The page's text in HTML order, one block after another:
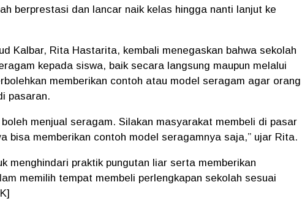
berprestasi dan lancar naik kelas hingga nanti lanjut ke
Kalbar, Rita Hastarita, kembali menegaskan bahwa sekolah
kepada siswa, baik secara langsung maupun melalui
memberikan contoh atau model seragam agar orang
pasaran.
menjual seragam. Silakan masyarakat membeli di pasar
bisa memberikan contoh model seragamnya saja,” ujar Rita.
menghindari praktik pungutan liar serta memberikan
memilih tempat membeli perlengkapan sekolah sesuai